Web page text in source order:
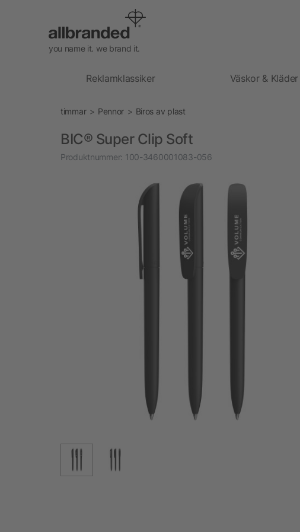
you name it. we brand it.
Reklamklassiker Väskor & Kläder
timmar Pennor Biros av plast
BIC® Super Clip Soft
Produktnummer: 100-3460001083-056